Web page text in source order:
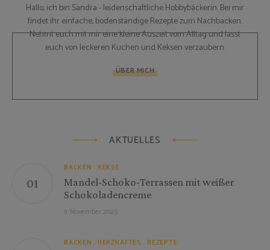
Hallo, ich bin Sandra - leidenschaftliche Hobbybäckerin. Bei mir
findet ihr einfache, bodenständige Rezepte zum Nachbacken.
Nehmt euch mit mir eine kleine Auszeit vom Alltag und lasst
euch von leckeren Kuchen und Keksen verzaubern.
ÜBER MICH
AKTUELLES
BACKEN KEKSE
Mandel-Schoko-Terrassen mit weißer
Schokoladencreme
9. November 2025
BACKEN HERZHAFTES REZEPTE